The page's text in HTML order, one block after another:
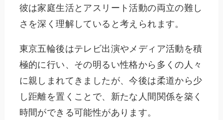
彼は家庭生活とアスリート活動の両立の難し
さを深く理解していると考えられます。
東京五輪後はテレビ出演やメディア活動を積
極的に行い、その明るい性格から多くの人々
に親しまれてきましたが、今後は柔道から少
し距離を置くことで、新たな人間関係を築く
時間ができる可能性があります。